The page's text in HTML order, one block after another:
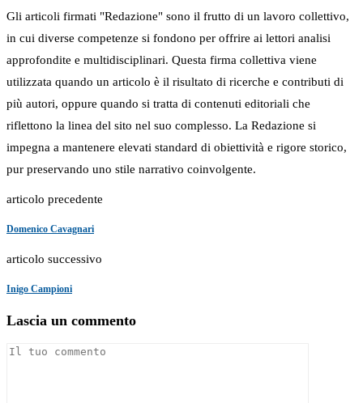
Gli articoli firmati "Redazione" sono il frutto di un lavoro collettivo,
in cui diverse competenze si fondono per offrire ai lettori analisi
approfondite e multidisciplinari. Questa firma collettiva viene
utilizzata quando un articolo è il risultato di ricerche e contributi di
più autori, oppure quando si tratta di contenuti editoriali che
riflettono la linea del sito nel suo complesso. La Redazione si
impegna a mantenere elevati standard di obiettività e rigore storico,
pur preservando uno stile narrativo coinvolgente.
articolo precedente
Domenico Cavagnari
articolo successivo
Inigo Campioni
Lascia un commento